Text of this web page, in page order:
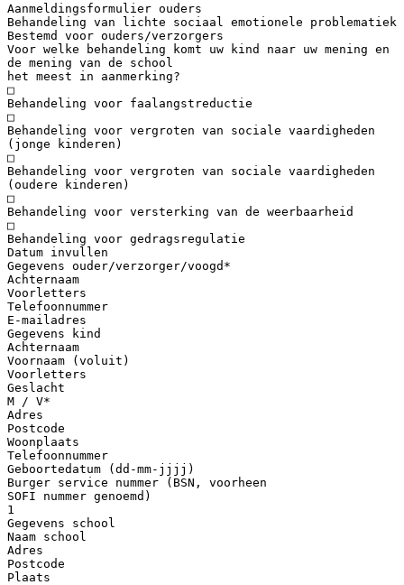
Aanmeldingsformulier ouders
Behandeling van lichte sociaal emotionele problematiek
Bestemd voor ouders/verzorgers
Voor welke behandeling komt uw kind naar uw mening en
de mening van de school
het meest in aanmerking?
□
Behandeling voor faalangstreductie
□
Behandeling voor vergroten van sociale vaardigheden
(jonge kinderen)
□
Behandeling voor vergroten van sociale vaardigheden
(oudere kinderen)
□
Behandeling voor versterking van de weerbaarheid
□
Behandeling voor gedragsregulatie
Datum invullen
Gegevens ouder/verzorger/voogd*
Achternaam
Voorletters
Telefoonnummer
E-mailadres
Gegevens kind
Achternaam
Voornaam (voluit)
Voorletters
Geslacht
M / V*
Adres
Postcode
Woonplaats
Telefoonnummer
Geboortedatum (dd-mm-jjjj)
Burger service nummer (BSN, voorheen
SOFI nummer genoemd)
1
Gegevens school
Naam school
Adres
Postcode
Plaats